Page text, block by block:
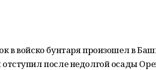
в войско бунтаря произошел в
после недолгой осады